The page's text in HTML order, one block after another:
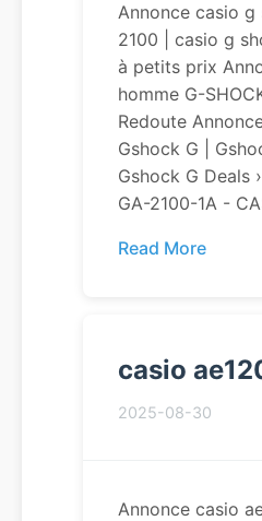
Annonce casio
2100 | casio g
à petits prix
homme G-
Redoute
Gshock G |
Gshock G Deals
GA-2100-1A -
Read More
casio
2025-08-30
Annonce casio